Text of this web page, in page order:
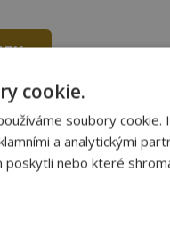
jediné SMS.
a kliknutím na
cookie.
soubory cookie.
a analytickými
nebo které